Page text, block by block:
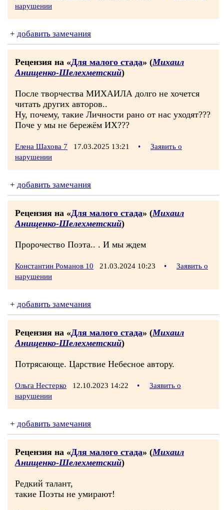
нарушении
+ добавить замечания
Рецензия на «Для малого стада» (Михаил
Анищенко-Шелехметский)
После творчества МИХАИЛА долго не хочется
читать других авторов..
Ну, почему, такие Личности рано от нас уходят???
Поче у мы не бережём ИХ???
Елена Шахова 7 17.03.2025 13:21 •
Заявить о
нарушении
+ добавить замечания
Рецензия на «Для малого стада» (Михаил
Анищенко-Шелехметский)
Пророчество Поэта.. . И мы ждем
Константин Романов 10 21.03.2024 10:23 •
Заявить о
нарушении
+ добавить замечания
Рецензия на «Для малого стада» (Михаил
Анищенко-Шелехметский)
Потрясающе. Царствие Небесное автору.
Ольга Нестерко 12.10.2023 14:22 •
Заявить о
нарушении
+ добавить замечания
Рецензия на «Для малого стада» (Михаил
Анищенко-Шелехметский)
Редкий талант,
такие Поэты не умирают!